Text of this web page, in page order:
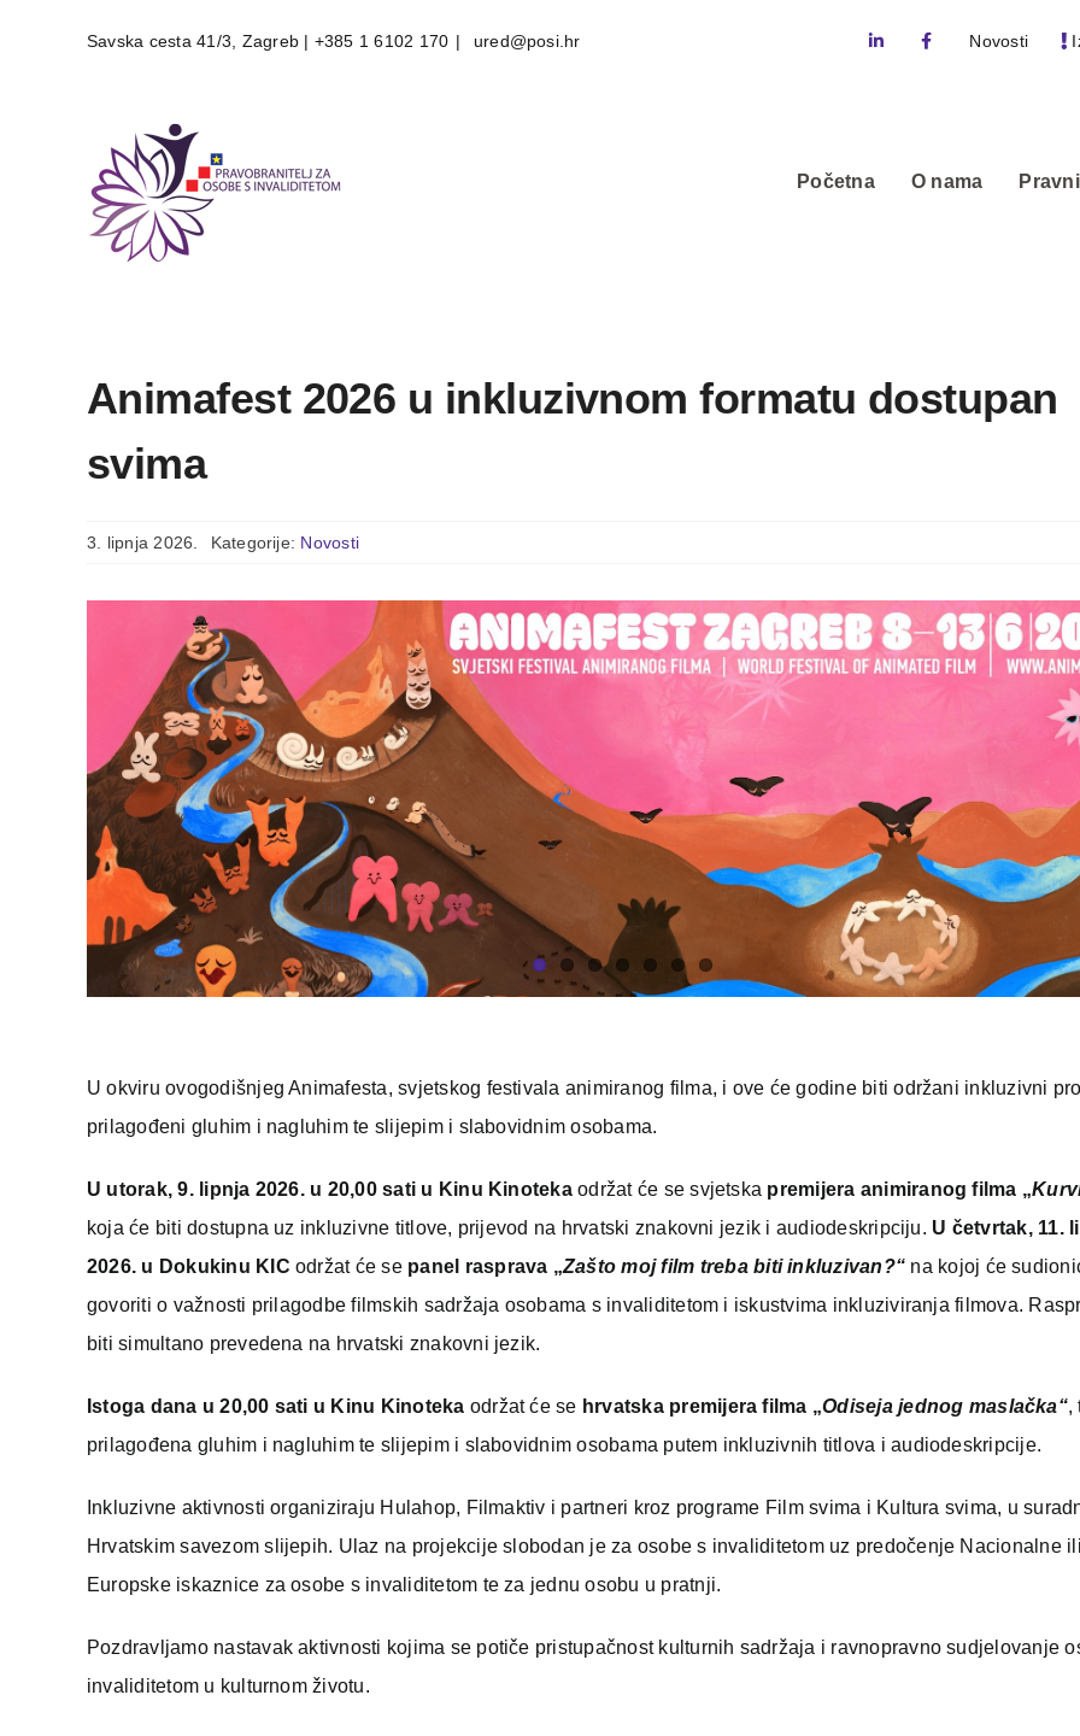
Savska cesta 41/3, Zagreb | +385 1 6102 170 | ured@posi.hr Novosti
Početna O nama
Animafest 2026 u inkluzivnom formatu dostupan
svima
3. lipnja 2026. Kategorije: Novosti
U okviru ovogodišnjeg Animafesta, svjetskog festivala animiranog filma, i ove će godine biti održani inkluzivni
prilagođeni gluhim i nagluhim te slijepim i slabovidnim osobama.
U utorak, 9. lipnja 2026. u 20,00 sati u Kinu Kinotekaodržat će se svjetska premijera animiranog filma „
koja će biti dostupna uz inkluzivne titlove, prijevod na hrvatski znakovni jezik i audiodeskripciju. U četvrtak, 11.
2026. u Dokukinu KIC održat će se panel rasprava „Zašto moj film treba biti inkluzivan?“ na kojoj će
govoriti o važnosti prilagodbe filmskih sadržaja osobama s invaliditetom i iskustvima inkluziviranja filmova.
biti simultano prevedena na hrvatski znakovni jezik.
Istoga dana u 20,00 sati u Kinu Kinoteka održat će se hrvatska premijera filma „Odiseja jednog maslačka“,
prilagođena gluhim i nagluhim te slijepim i slabovidnim osobama putem inkluzivnih titlova i audiodeskripcije.
Inkluzivne aktivnosti organiziraju Hulahop, Filmaktiv i partneri kroz programe Film svima i Kultura svima, u
Hrvatskim savezom slijepih. Ulaz na projekcije slobodan je za osobe s invaliditetom uz predočenje Nacionalne ili
Europske iskaznice za osobe s invaliditetom te za jednu osobu u pratnji.
Pozdravljamo nastavak aktivnosti kojima se potiče pristupačnost kulturnih sadržaja i ravnopravno sudjelovanje
invaliditetom u kulturnom životu.